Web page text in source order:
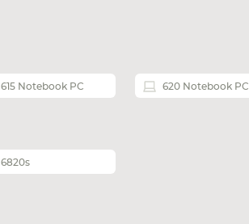
615 Notebook PC 620 Notebook PC
6820s